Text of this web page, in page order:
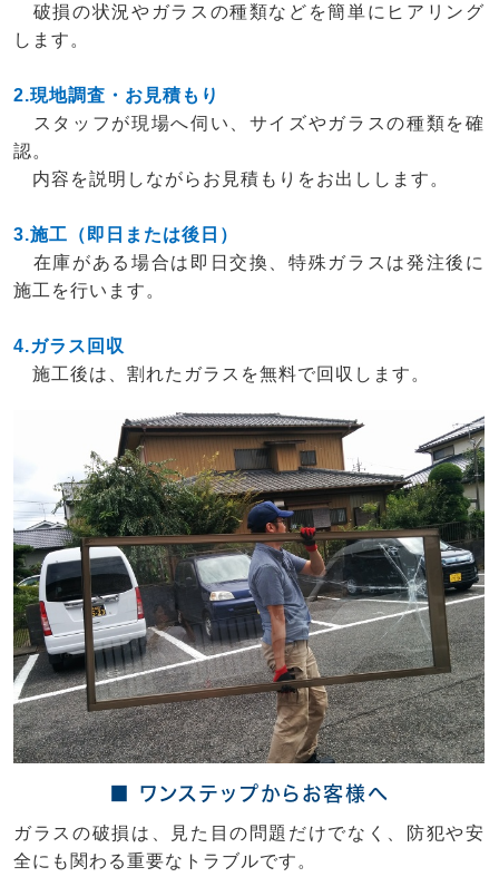
破損の状況やガラスの種類などを簡単にヒアリング
します。
2.現地調査・お見積もり
スタッフが現場へ伺い、サイズやガラスの種類を確
認。
内容を説明しながらお見積もりをお出しします。
3.施工（即日または後日）
在庫がある場合は即日交換、特殊ガラスは発注後に
施工を行います。
4.ガラス回収
施工後は、割れたガラスを無料で回収します。
■ ワンステップからお客様へ
ガラスの破損は、見た目の問題だけでなく、防犯や安
全にも関わる重要なトラブルです。